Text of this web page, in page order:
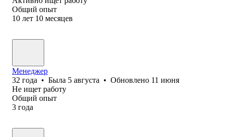
Общий опыт
10 лет 10 месяцев
Менеджер
32 года • Была 5 августа • Обновлено 11 июня
Не ищет работу
Общий опыт
3 года